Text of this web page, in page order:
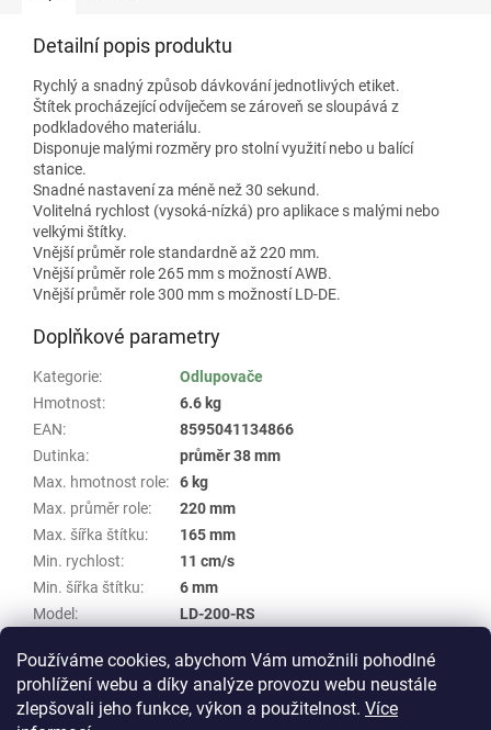
Používáme cookies, abychom Vám umožnili pohodlné
prohlížení webu a díky analýze provozu webu neustále
zlepšovali jeho funkce, výkon a použitelnost. Více
Detailní popis produktu
Rychlý a snadný způsob dávkování jednotlivých etiket.
Štítek procházející odvíječem se zároveň se sloupává z
podkladového materiálu.
Disponuje malými rozměry pro stolní využití nebo u balící
stanice.
Snadné nastavení za méně než 30 sekund.
Volitelná rychlost (vysoká-nízká) pro aplikace s malými nebo
velkými štítky.
Vnější průměr role standardně až 220 mm.
Vnější průměr role 265 mm s možností AWB.
Vnější průměr role 300 mm s možností LD-DE.
Doplňkové parametry
Kategorie:
Odlupovače
Hmotnost:
6.6 kg
EAN:
8595041134866
Dutinka:
průměr 38 mm
Max. hmotnost role:
6 kg
Max. průměr role:
220 mm
Max. šířka štítku:
165 mm
Min. rychlost:
11 cm/s
Min. šířka štítku:
6 mm
Model :
LD-200-RS
Skupina
Odlupovač Labelmate #406